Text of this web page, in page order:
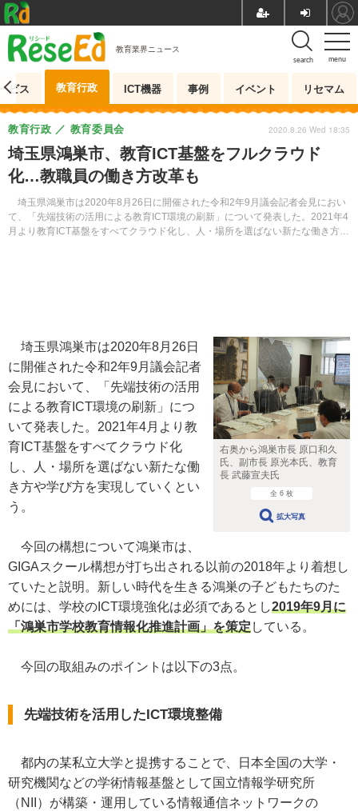
menu
search
教育業界ニュース
ビス 教育行政 ICT機器 事例 イベント リセマム
埼玉県鴻巣市、教育ICT基盤をフルクラウド
化…教職員の働き方改革も
埼玉県鴻巣市は2020年8月26日に開催された令和2年9月議会記者会見におい
て、「先端技術の活用による教育ICT環境の刷新」について発表した。2021年4
月より教育ICT基盤をすべてクラウド化し、人・場所を選ばない新たな働き方や
教育行政 教育委員会 2020.8.26 Wed 18:35
右奥から鴻巣市長 原口和久
氏、副市長 原光本氏、教育
長 武藤宣夫氏
全 6 枚
拡大写真
埼玉県鴻巣市は2020年8月26日
に開催された令和2年9月議会記者
会見において、「先端技術の活用
による教育ICT環境の刷新」につ
いて発表した。2021年4月より教
育ICT基盤をすべてクラウド化
し、人・場所を選ばない新たな働
き方や学び方を実現していくとい
う。
今回の構想について鴻巣市は、
GIGAスクール構想が打ち出される以前の2018年より着想し
ていたと説明。新しい時代を生きる鴻巣の子どもたちのた
めには、学校のICT環境強化は必須であるとし2019年9月に
「鴻巣市学校教育情報化推進計画」を策定している。
今回の取組みのポイントは以下の3点。
先端技術を活用したICT環境整備
都内の某私立大学と提携することで、日本全国の大学・
研究機関などの学術情報基盤として国立情報学研究所
（NII）が構築・運用している情報通信ネットワークの